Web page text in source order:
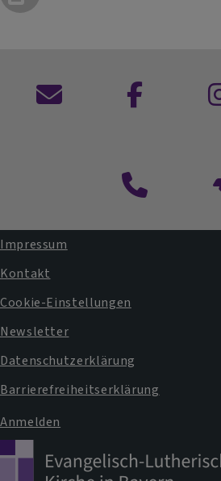
Kontaktformular
Fußbereichsmenü
Impressum
Kontakt
Cookie-Einstellungen
Newsletter
Datenschutzerklärung
Barrierefreiheitserklärung
Benutzermenü
Anmelden